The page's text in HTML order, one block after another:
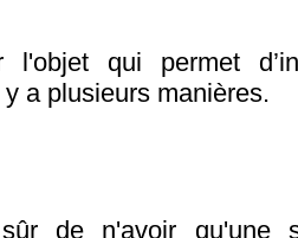
l'objet qui permet
a plusieurs manières.
de n'avoir qu'une